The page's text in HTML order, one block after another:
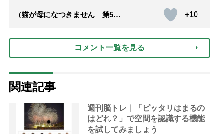
（猫が母になつきません 第500
+10
コメント一覧を見る
関連記事
週刊脳トレ｜「ピッタリはまるの
はどれ？」で空間を認識する機能
を試してみましょう